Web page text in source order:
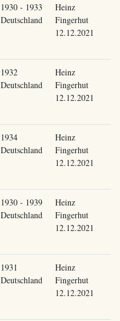
1930 - 1933
Deutschland
Heinz
Fingerhut
12.12.2021
1932
Deutschland
Heinz
Fingerhut
12.12.2021
1934
Deutschland
Heinz
Fingerhut
12.12.2021
1930 - 1939
Deutschland
Heinz
Fingerhut
12.12.2021
1931
Deutschland
Heinz
Fingerhut
12.12.2021